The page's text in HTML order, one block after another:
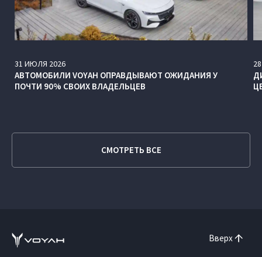
31 ИЮЛЯ 2026
АВТОМОБИЛИ VOYAH ОПРАВДЫВАЮТ ОЖИДАНИЯ У
ПОЧТИ 90% СВОИХ ВЛАДЕЛЬЦЕВ
28
СМОТРЕТЬ ВСЕ
Вверх